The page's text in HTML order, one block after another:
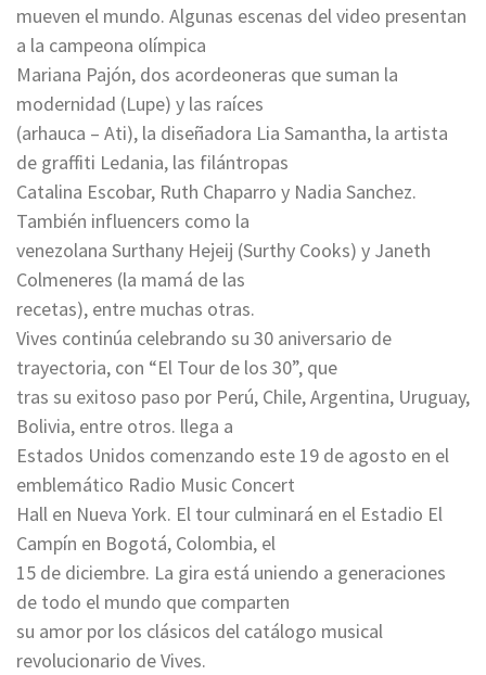
mueven el mundo. Algunas escenas del video presentan
a la campeona olímpica
Mariana Pajón, dos acordeoneras que suman la
modernidad (Lupe) y las raíces
(arhauca – Ati), la diseñadora Lia Samantha, la artista
de graffiti Ledania, las filántropas
Catalina Escobar, Ruth Chaparro y Nadia Sanchez.
También influencers como la
venezolana Surthany Hejeij (Surthy Cooks) y Janeth
Colmeneres (la mamá de las
recetas), entre muchas otras.
Vives continúa celebrando su 30 aniversario de
trayectoria, con “El Tour de los 30”, que
tras su exitoso paso por Perú, Chile, Argentina, Uruguay,
Bolivia, entre otros. llega a
Estados Unidos comenzando este 19 de agosto en el
emblemático Radio Music Concert
Hall en Nueva York. El tour culminará en el Estadio El
Campín en Bogotá, Colombia, el
15 de diciembre. La gira está uniendo a generaciones
de todo el mundo que comparten
su amor por los clásicos del catálogo musical
revolucionario de Vives.